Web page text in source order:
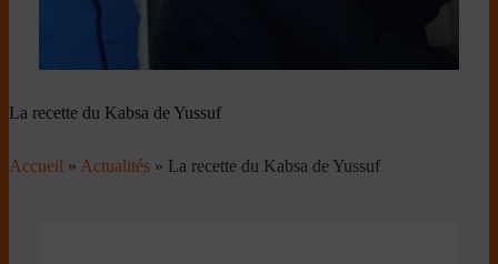
La recette du Kabsa de Yussuf
Accueil » Actualités » La recette du Kabsa de Yussuf